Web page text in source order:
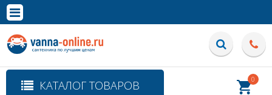
Полная версия сайта
КАТАЛОГ ТОВАРОВ 0